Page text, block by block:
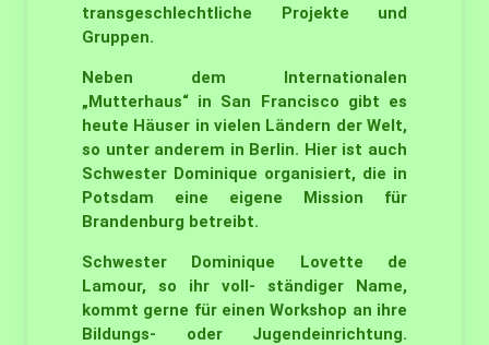
transgeschlechtliche Projekte und
Gruppen.
Neben dem Internationalen
„Mutterhaus“ in San Francisco gibt es
heute Häuser in vielen Ländern der Welt,
so unter anderem in Berlin. Hier ist auch
Schwester Dominique organisiert, die in
Potsdam eine eigene Mission für
Brandenburg betreibt.
Schwester Dominique Lovette de
Lamour, so ihr voll- ständiger Name,
kommt gerne für einen Workshop an ihre
Bildungs- oder Jugendeinrichtung.